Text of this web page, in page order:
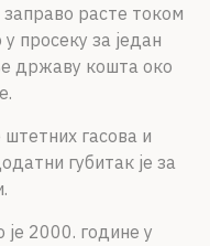
расте током
просеку за један
државу кошта око
гасова и
губитак је за
2000. године у